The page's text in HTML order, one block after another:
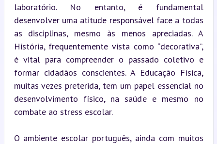
laboratório. No entanto, é fundamental
desenvolver uma atitude responsável face a todas
as disciplinas, mesmo às menos apreciadas. A
História, frequentemente vista como “decorativa”,
é vital para compreender o passado coletivo e
formar cidadãos conscientes. A Educação Física,
muitas vezes preterida, tem um papel essencial no
desenvolvimento físico, na saúde e mesmo no
combate ao stress escolar.
O ambiente escolar português, ainda com muitos